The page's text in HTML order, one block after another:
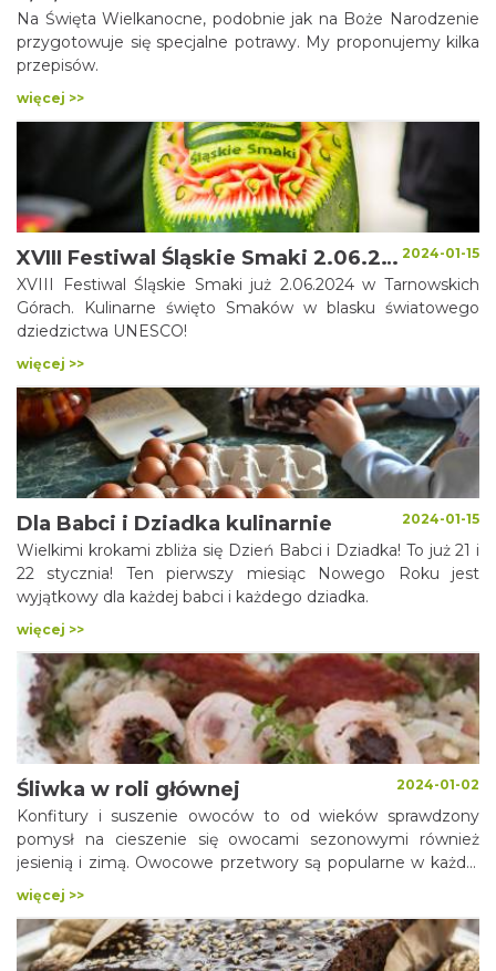
Na Święta Wielkanocne, podobnie jak na Boże Narodzenie
przygotowuje się specjalne potrawy. My proponujemy kilka
przepisów.
więcej >>
2024-01-15
XVIII Festiwal Śląskie Smaki 2.06.2024 w Tarnowskich Górach!
XVIII Festiwal Śląskie Smaki już 2.06.2024 w Tarnowskich
Górach. Kulinarne święto Smaków w blasku światowego
dziedzictwa UNESCO!
więcej >>
2024-01-15
Dla Babci i Dziadka kulinarnie
Wielkimi krokami zbliża się Dzień Babci i Dziadka! To już 21 i
22 stycznia! Ten pierwszy miesiąc Nowego Roku jest
wyjątkowy dla każdej babci i każdego dziadka.
więcej >>
2024-01-02
Śliwka w roli głównej
Konfitury i suszenie owoców to od wieków sprawdzony
pomysł na cieszenie się owocami sezonowymi również
jesienią i zimą. Owocowe przetwory są popularne w każdej
kuchni regionalnej –również w kuchni regionalnej
województwa śląskiego zajmują szczególne miejsce. Każda
gospodyni miała swój sposób na wykorzystanie powideł
śliwkowych, suszonych jabłek, czy moreli. To kulinarne
więcej >>